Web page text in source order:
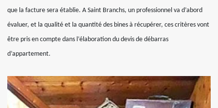
que la facture sera établie. A Saint Branchs, un professionnel va d’abord
évaluer, et la qualité et la quantité des bines à récupérer, ces critères vont
être pris en compte dans l’élaboration du devis de débarras
d’appartement.